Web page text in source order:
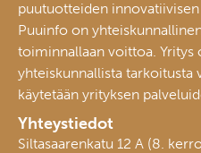
puutuotteiden
Puuinfo on
toiminnallaan voittoa. Yritys
yhteiskunnallista
käytetään yrityksen
Yhteystiedot
Siltasaarenkatu 12 A (8.